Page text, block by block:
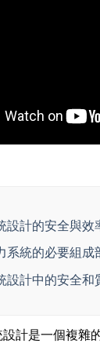
設計的安全與效
系統的必要組成
設計中的安全和
計是一個複雜